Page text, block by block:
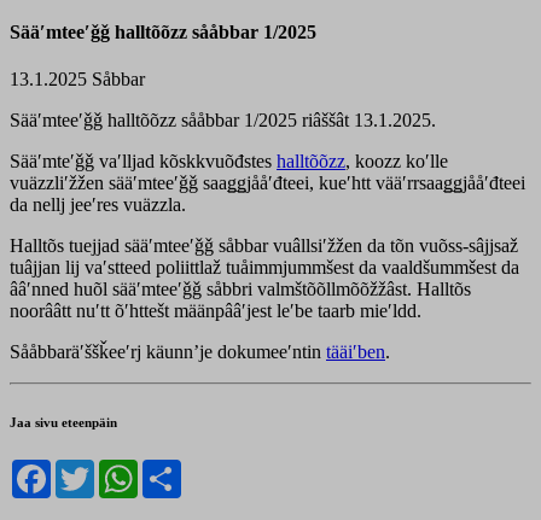
Sääʹmteeʹǧǧ halltõõzz sååbbar 1/2025
13.1.2025 Såbbar
Sääʹmteeʹǧǧ halltõõzz sååbbar 1/2025 riâššât 13.1.2025.
Sääʹmteʹǧǧ vaʹlljad kõskkvuõđstes halltõõzz, koozz koʹlle
vuäzzliʹžžen sääʹmteeʹǧǧ saaǥǥjååʹđteei, kueʹhtt vääʹrrsaaǥǥjååʹđteei
da nellj jeeʹres vuäzzla.
Halltõs tuejjad sääʹmteeʹǧǧ såbbar vuâllsiʹžžen da tõn vuõss-sâjjsaž
tuâjjan lij vaʹstteed poliittlaž tuåimmjummšest da vaaldšummšest da
ââʹnned huõl sääʹmteeʹǧǧ såbbri valmštõõllmõõžžâst. Halltõs
noorââtt nuʹtt õʹhttešt määnpââʹjest leʹbe taarb mieʹldd.
Sååbbaräʹššǩeeʹrj käunnʼje dokumeeʹntin tääiʹben.
Jaa sivu eteenpäin
Facebook
TwitterWhatsApp